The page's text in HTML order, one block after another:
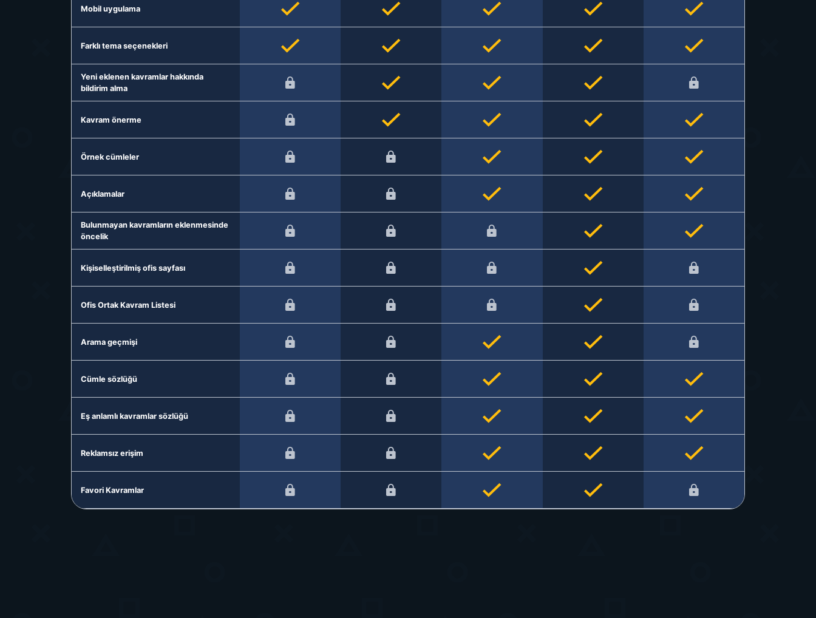
Mobil uygulama
Farklı tema seçenekleri
Yeni eklenen kavramlar hakkında
bildirim alma
Kavram önerme
Örnek cümleler
Açıklamalar
Bulunmayan kavramların eklenmesinde
öncelik
Kişiselleştirilmiş ofis sayfası
Ofis Ortak Kavram Listesi
Arama geçmişi
Cümle sözlüğü
Eş anlamlı kavramlar sözlüğü
Reklamsız erişim
Favori Kavramlar